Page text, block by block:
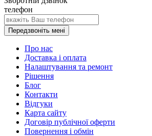
телефон
Передзвоніть мені
Про нас
Доставка і оплата
Налаштування та ремонт
Рішення
Блог
Контакти
Відгуки
Карта сайту
Договір публічної оферти
Повернення і обмін